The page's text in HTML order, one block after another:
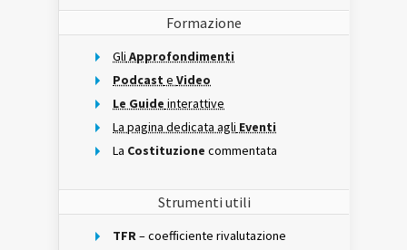
Formazione
Gli Approfondimenti
Podcast e Video
Le Guide interattive
La pagina dedicata agli Eventi
La Costituzione commentata
Strumenti utili
TFR– coefficiente rivalutazione